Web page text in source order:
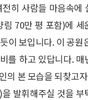
히 사람들 마음속
70만 평 포함)에
이 보입니다. 이 공
를 하고 있답니다.
의 본 모습을 되찾고
발휘해주실 것을